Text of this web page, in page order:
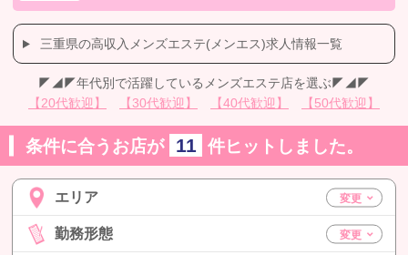
三重県の高収入メンズエステ(メンエス)求人情報一覧
◤◢◤年代別で活躍しているメンズエステ店を選ぶ◤◢◤
【20代歓迎】
【30代歓迎】 【40代歓迎】 【50代歓迎】
条件に合うお店が 11 件ヒットしました。
エリア
勤務形態